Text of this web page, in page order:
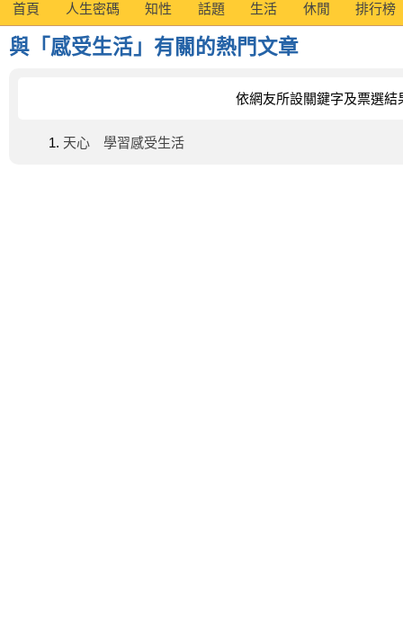
首頁 人生密碼 知性 話題 生活 休閒 排行榜
與「感受生活」有關的熱門文章
依網友所設關鍵字及票選結
天心 學習感受生活